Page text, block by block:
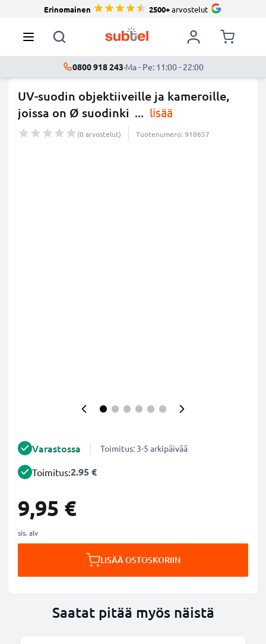
Erinomainen 2500+arvostelut
0800 918 243·Ma - Pe: 11:00 - 22:00
UV-suodin objektiiveille ja kameroille,
joissa on Ø suodinki ... lisää
(0 arvostelut) Tuotenumero: 918657
Varastossa Toimitus: 3-5 arkipäivää
Toimitus:2.95 €
9,95 €
sis. alv
LISÄÄ OSTOSKORIIN
Saatat pitää myös näistä